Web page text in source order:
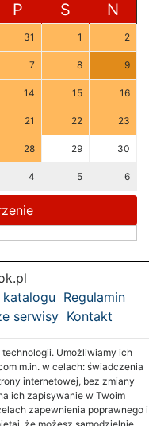
P S N
31 1 2
7 8 9
14 15 16
21 22 23
28 29 30
4 5 6
Regulamin
serwisy Kontakt
Umożliwiamy ich
m.in. w celach: świadczenia
internetowej, bez zmiany
ich zapisywanie w Twoim
zapewnienia poprawnego i